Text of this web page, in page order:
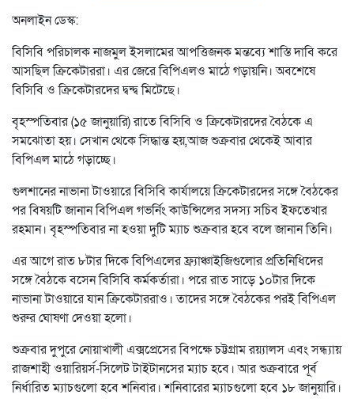
অনলাইন ডেস্ক:
বিসিবি পরিচালক নাজমুল ইসলামের আপত্তিজনক মন্তব্যে শাস্তি দাবি করে
আসছিল ক্রিকেটাররা। এর জেরে বিপিএলও মাঠে গড়ায়নি। অবশেষে
বিসিবি ও ক্রিকেটারদের দ্বন্দ্ব মিটেছে।
বৃহস্পতিবার (১৫ জানুয়ারি) রাতে বিসিবি ও ক্রিকেটারদের বৈঠকে এ
সমঝোতা হয়। সেখান থেকে সিদ্ধান্ত হয়,আজ শুক্রবার থেকেই আবার
বিপিএল মাঠে গড়াচ্ছে।
গুলশানের নাভানা টাওয়ারে বিসিবি কার্যালয়ে ক্রিকেটারদের সঙ্গে বৈঠকের
পর বিষয়টি জানান বিপিএল গভর্নিং কাউন্সিলের সদস্য সচিব ইফতেখার
রহমান। বৃহস্পতিবার না হওয়া দুটি ম্যাচ শুক্রবার হবে বলে জানান তিনি।
এর আগে রাত ৮টার দিকে বিপিএলের ফ্র্যাঞ্চাইজিগুলোর প্রতিনিধিদের
সঙ্গে বৈঠকে বসেন বিসিবি কর্মকর্তারা। পরে রাত সাড়ে ১০টার দিকে
নাভানা টাওয়ারে যান ক্রিকেটাররাও। তাদের সঙ্গে বৈঠকের পরই বিপিএল
শুরুর ঘোষণা দেওয়া হলো।
শুক্রবার দুপুরে নোয়াখালী এক্সপ্রেসের বিপক্ষে চট্টগ্রাম রয়্যালস এবং সন্ধ্যায়
রাজশাহী ওয়ারিয়র্স-সিলেট টাইটানসের ম্যাচ হবে। আর শুক্রবারে পূর্ব
নির্ধারিত ম্যাচগুলো হবে শনিবার। শনিবারের ম্যাচগুলো হবে ১৮ জানুয়ারি।